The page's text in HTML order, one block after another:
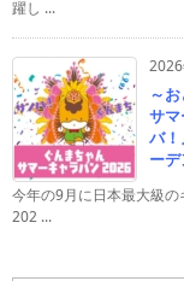
躍し ...
～
サ
バ
ー
今年の9月に日本最大級
202 ...